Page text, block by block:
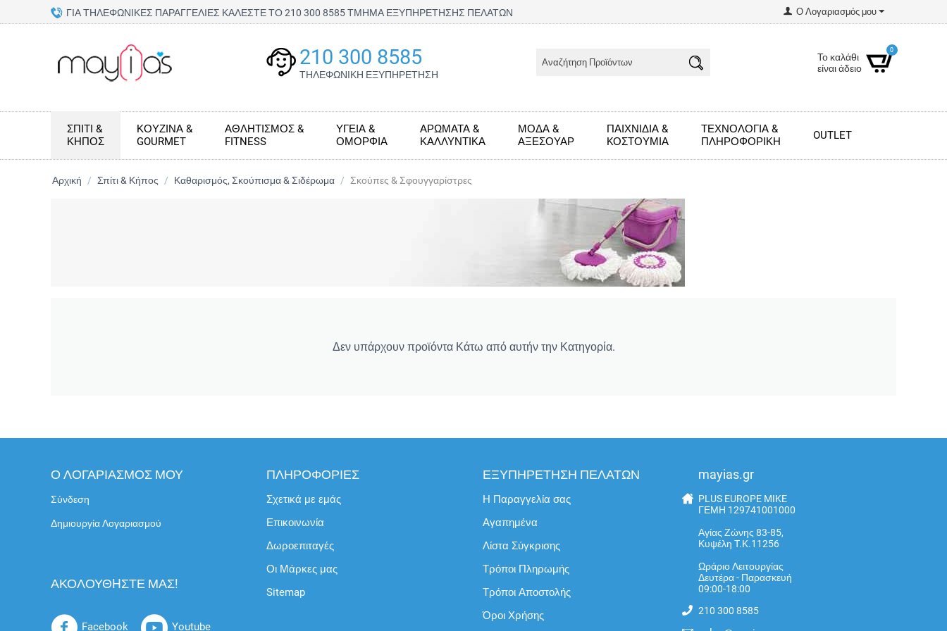
ΓΙΑ ΤΗΛΕΦΩΝΙΚΕΣ ΠΑΡΑΓΓΕΛΙΕΣ ΚΑΛΕΣΤΕ ΤΟ 210 300 8585 ΤΜΗΜΑ ΕΞΥΠΗΡΕΤΗΣΗΣ ΠΕΛΑΤΩΝ Ο Λογαριασμός μου
210 300 8585
ΤΗΛΕΦΩΝΙΚΗ ΕΞΥΠΗΡΕΤΗΣΗ
Το καλάθι
είναι άδειο
0
ΣΠΊΤΙ &
ΚΉΠΟΣ
ΚΟΥΖΊΝΑ &
GOURMET
ΑΘΛΗΤΙΣΜΌΣ &
FITNESS
ΥΓΕΊΑ &
ΟΜΟΡΦΙΆ
ΑΡΏΜΑΤΑ &
ΚΑΛΛΥΝΤΙΚΆ
ΜΌΔΑ &
ΑΞΕΣΟΥΆΡ
ΠΑΙΧΝΊΔΙΑ &
KΟΣΤΟΎΜΙΑ
ΤΕΧΝΟΛΟΓΊΑ &
ΠΛΗΡΟΦΟΡΙΚΉ
OUTLET
Αρχική / Σπίτι & Κήπος / Καθαρισμός, Σκούπισμα & Σιδέρωμα / Σκούπες & Σφουγγαρίστρες
Δεν υπάρχουν προϊόντα Κάτω από αυτήν την Κατηγορία.
Ο ΛΟΓΑΡΙΑΣΜΟΣ ΜΟΥ
Σύνδεση
Δημιουργία Λογαριασμού
ΑΚΟΛΟΥΘHΣΤΕ ΜΑΣ!
Facebook Youtube
ΠΛΗΡΟΦΟΡΙΕΣ
Σχετικά με εμάς
Επικοινωνία
Δωροεπιταγές
Οι Μάρκες μας
Sitemap
ΕΞΥΠΗΡΕΤΗΣΗ ΠΕΛΑΤΩΝ
Η Παραγγελία σας
Αγαπημένα
Λίστα Σύγκρισης
Τρόποι Πληρωμής
Τρόποι Αποστολής
Όροι Χρήσης
mayias.gr
PLUS EUROPE MIKE
ΓΕΜΗ 129741001000
Αγίας Ζώνης 83-85,
Κυψέλη T.K.11256
Ωράριο Λειτουργίας
Δευτέρα - Παρασκευή
09:00-18:00
210 300 8585